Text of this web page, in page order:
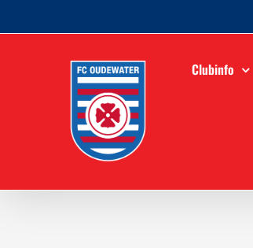
naar
Clubinfo